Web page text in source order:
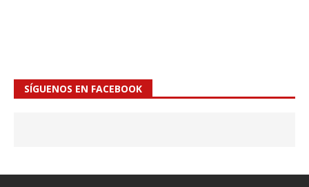
SÍGUENOS EN FACEBOOK